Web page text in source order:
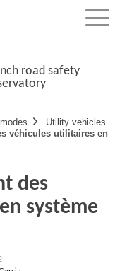
Menu
road safety
Utility vehicles
véhicules utilitaires en
des
système